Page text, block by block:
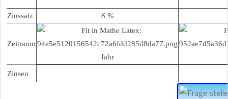
Zinssatz 6 %
Zeitraum
Jahr
Zinsen